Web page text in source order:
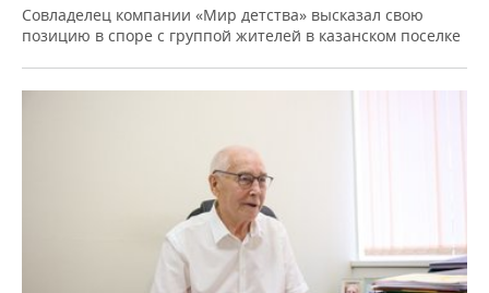
Совладелец компании «Мир детства» высказал свою
позицию в споре с группой жителей в казанском поселке